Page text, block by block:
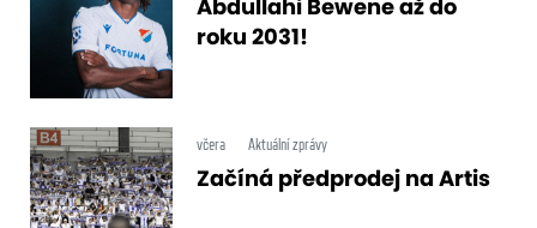
Abdullahi Bewene až do
roku 2031!
včera Aktuální zprávy
Začíná předprodej na Artis